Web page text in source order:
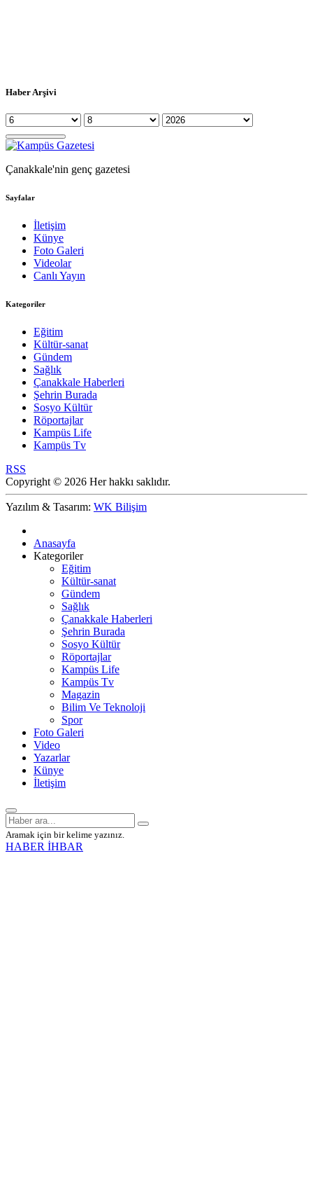
Haber Arşivi
Çanakkale'nin genç gazetesi
Sayfalar
İletişim
Künye
Foto Galeri
Videolar
Canlı Yayın
Kategoriler
Eğitim
Kültür-sanat
Gündem
Sağlık
Çanakkale Haberleri
Şehrin Burada
Sosyo Kültür
Röportajlar
Kampüs Life
Kampüs Tv
RSS
Copyright © 2026 Her hakkı saklıdır.
Yazılım & Tasarım: WK Bilişim
Anasayfa
Kategoriler
Eğitim
Kültür-sanat
Gündem
Sağlık
Çanakkale Haberleri
Şehrin Burada
Sosyo Kültür
Röportajlar
Kampüs Life
Kampüs Tv
Magazin
Bilim Ve Teknoloji
Spor
Foto Galeri
Video
Yazarlar
Künye
İletişim
Aramak için bir kelime yazınız.
HABER İHBAR